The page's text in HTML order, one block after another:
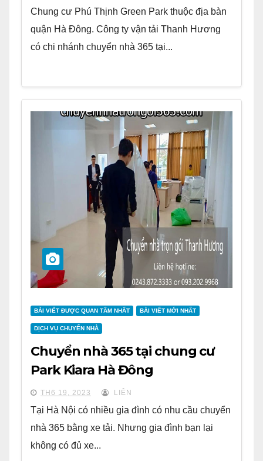
Chung cư Phú Thịnh Green Park thuộc địa bàn
quận Hà Đông. Công ty vận tải Thanh Hương
có chi nhánh chuyển nhà 365 tại...
BÀI VIẾT ĐƯỢC QUAN TÂM NHẤT BÀI VIẾT MỚI NHẤT
DỊCH VỤ CHUYỂN NHÀ
Chuyển nhà 365 tại chung cư
Park Kiara Hà Đông
TH6 19, 2023 LIÊN
Tại Hà Nội có nhiều gia đình có nhu cầu chuyển
nhà 365 bằng xe tải. Nhưng gia đình bạn lại
không có đủ xe...